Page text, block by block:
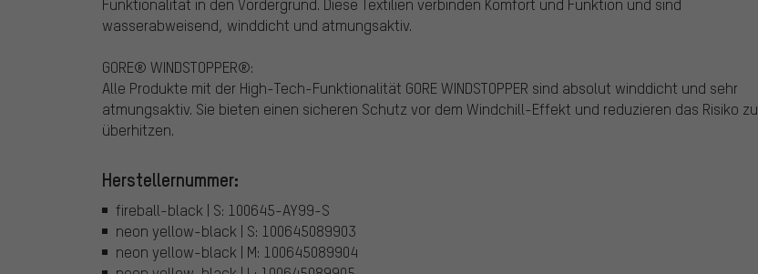
Funktionalität in den Vordergrund. Diese Textilien verbinden Komfort und Funktion und sind
wasserabweisend, winddicht und atmungsaktiv.
GORE® WINDSTOPPER®:
Alle Produkte mit der High-Tech-Funktionalität GORE WINDSTOPPER sind absolut winddicht und sehr
atmungsaktiv. Sie bieten einen sicheren Schutz vor dem Windchill-Effekt und reduzieren das Risiko zu
überhitzen.
Herstellernummer:
fireball-black | S: 100645-AY99-S
neon yellow-black | S: 100645089903
neon yellow-black | M: 100645089904